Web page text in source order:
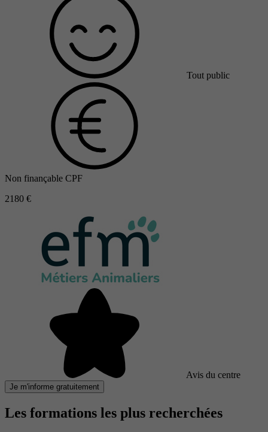
Tout public
Non finançable CPF
2180 €
Avis du centre
Je m'informe gratuitement
Les formations les plus recherchées